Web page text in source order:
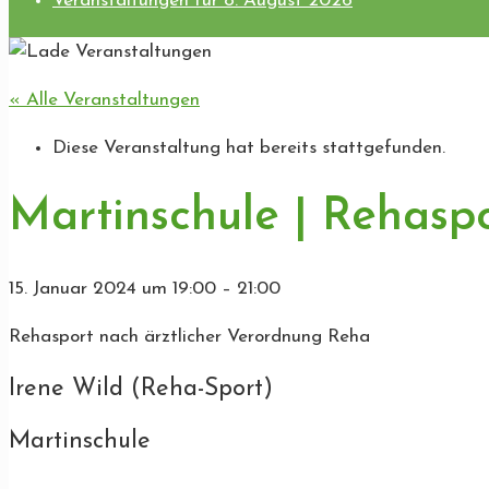
« Alle Veranstaltungen
Diese Veranstaltung hat bereits stattgefunden.
Martinschule |
15. Januar 2024 um 19:00 – 21:00
Rehasport nach ärztlicher Verordnung Reha
Irene Wild (Reha-Sport)
Martinschule